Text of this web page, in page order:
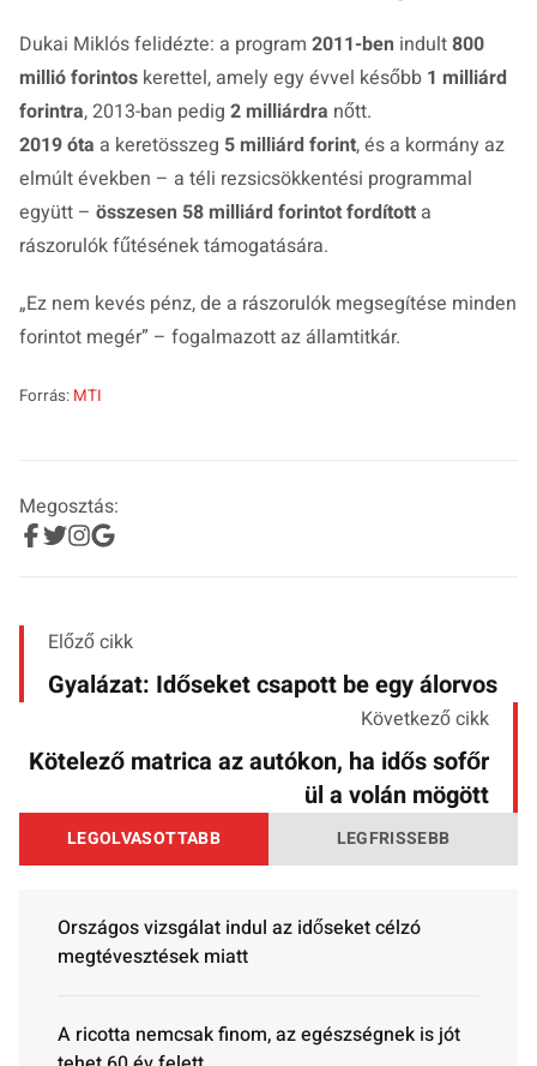
Dukai Miklós felidézte: a program 2011-ben indult800
millió forintos kerettel, amely egy évvel később 1 milliárd
forintra, 2013-ban pedig 2 milliárdra nőtt.
2019 óta a keretösszeg 5 milliárd forint, és a kormány az
elmúlt években – a téli rezsicsökkentési programmal
együtt – összesen 58 milliárd forintot fordított a
rászorulók fűtésének támogatására.
„Ez nem kevés pénz, de a rászorulók megsegítése minden
forintot megér” – fogalmazott az államtitkár.
Forrás: MTI
Megosztás:
Előző cikk
Gyalázat: Időseket csapott be egy álorvos
Következő cikk
Kötelező matrica az autókon, ha idős sofőr
ül a volán mögött
LEGOLVASOTTABB LEGFRISSEBB
Országos vizsgálat indul az időseket célzó
megtévesztések miatt
A ricotta nemcsak finom, az egészségnek is jót